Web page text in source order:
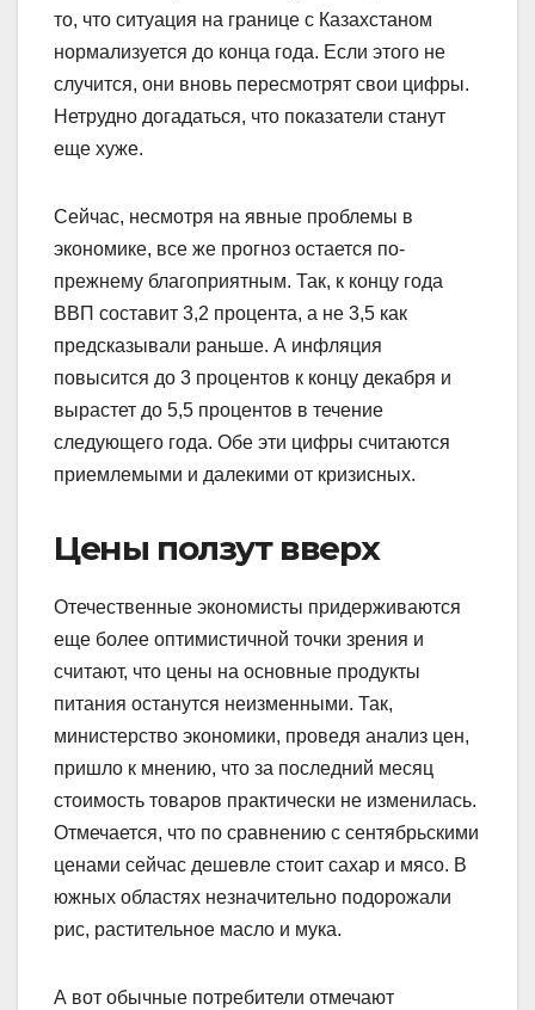
то, что ситуация на границе с Казахстаном
нормализуется до конца года. Если этого не
случится, они вновь пересмотрят свои цифры.
Нетрудно догадаться, что показатели станут
еще хуже.
Сейчас, несмотря на явные проблемы в
экономике, все же прогноз остается по-
прежнему благоприятным. Так, к концу года
ВВП составит 3,2 процента, а не 3,5 как
предсказывали раньше. А инфляция
повысится до 3 процентов к концу декабря и
вырастет до 5,5 процентов в течение
следующего года. Обе эти цифры считаются
приемлемыми и далекими от кризисных.
Цены ползут вверх
Отечественные экономисты придерживаются
еще более оптимистичной точки зрения и
считают, что цены на основные продукты
питания останутся неизменными. Так,
министерство экономики, проведя анализ цен,
пришло к мнению, что за последний месяц
стоимость товаров практически не изменилась.
Отмечается, что по сравнению с сентябрьскими
ценами сейчас дешевле стоит сахар и мясо. В
южных областях незначительно подорожали
рис, растительное масло и мука.
А вот обычные потребители отмечают